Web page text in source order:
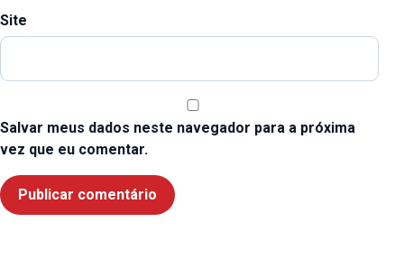
Site
Salvar meus dados neste navegador para a próxima
vez que eu comentar.